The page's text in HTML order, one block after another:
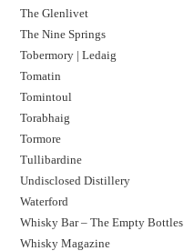
The Glenlivet
The Nine Springs
Tobermory | Ledaig
Tomatin
Tomintoul
Torabhaig
Tormore
Tullibardine
Undisclosed Distillery
Waterford
Whisky Bar – The Empty Bottles
Whisky Magazine